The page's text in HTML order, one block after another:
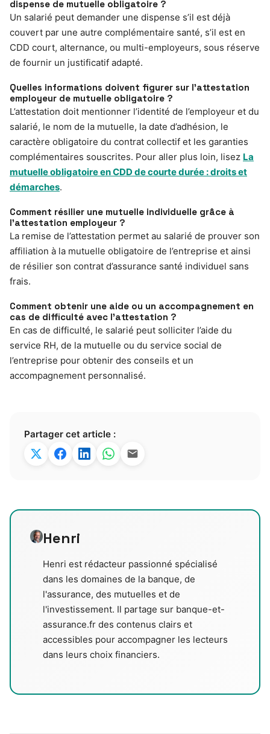
dispense de mutuelle obligatoire ?
Un salarié peut demander une dispense s’il est déjà
couvert par une autre complémentaire santé, s’il est en
CDD court, alternance, ou multi-employeurs, sous réserve
de fournir un justificatif adapté.
Quelles informations doivent figurer sur l’attestation
employeur de mutuelle obligatoire ?
L’attestation doit mentionner l’identité de l’employeur et du
salarié, le nom de la mutuelle, la date d’adhésion, le
caractère obligatoire du contrat collectif et les garanties
complémentaires souscrites. Pour aller plus loin, lisez La
mutuelle obligatoire en CDD de courte durée : droits et
démarches.
Comment résilier une mutuelle individuelle grâce à
l’attestation employeur ?
La remise de l’attestation permet au salarié de prouver son
affiliation à la mutuelle obligatoire de l’entreprise et ainsi
de résilier son contrat d’assurance santé individuel sans
frais.
Comment obtenir une aide ou un accompagnement en
cas de difficulté avec l’attestation ?
En cas de difficulté, le salarié peut solliciter l’aide du
service RH, de la mutuelle ou du service social de
l’entreprise pour obtenir des conseils et un
accompagnement personnalisé.
Partager cet article :
Henri
Henri est rédacteur passionné spécialisé
dans les domaines de la banque, de
l'assurance, des mutuelles et de
l'investissement. Il partage sur banque-et-
assurance.fr des contenus clairs et
accessibles pour accompagner les lecteurs
dans leurs choix financiers.